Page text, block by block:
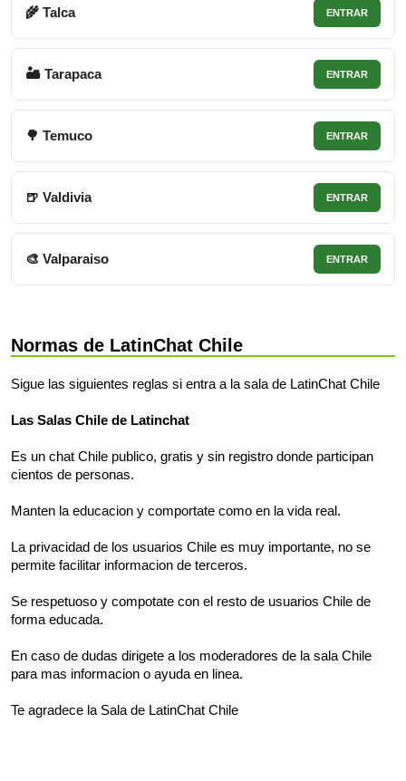
🌾 Talca ENTRAR
🏜 Tarapaca ENTRAR
🌳 Temuco ENTRAR
🍺 Valdivia ENTRAR
🎨 Valparaiso ENTRAR
Normas de LatinChat Chile
Sigue las siguientes reglas si entra a la sala de LatinChat Chile
Las Salas Chile de Latinchat
Es un chat Chile publico, gratis y sin registro donde participan
cientos de personas.
Manten la educacion y comportate como en la vida real.
La privacidad de los usuarios Chile es muy importante, no se
permite facilitar informacion de terceros.
Se respetuoso y compotate con el resto de usuarios Chile de
forma educada.
En caso de dudas dirigete a los moderadores de la sala Chile
para mas informacion o ayuda en linea.
Te agradece la Sala de LatinChat Chile